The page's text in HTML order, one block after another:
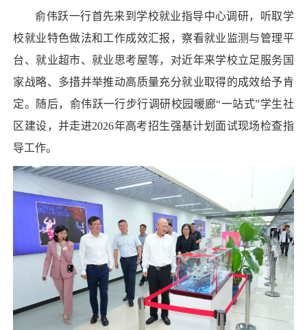
俞伟跃一行首先来到学校就业指导中心调研，听取学
校就业特色做法和工作成效汇报，察看就业监测与管理平
台、就业超市、就业思考屋等，对近年来学校立足服务国
家战略、多措并举推动高质量充分就业取得的成效给予肯
定。随后，俞伟跃一行步行调研校园暖廊“一站式”学生社
区建设，并走进2026年高考招生强基计划面试现场检查指
导工作。